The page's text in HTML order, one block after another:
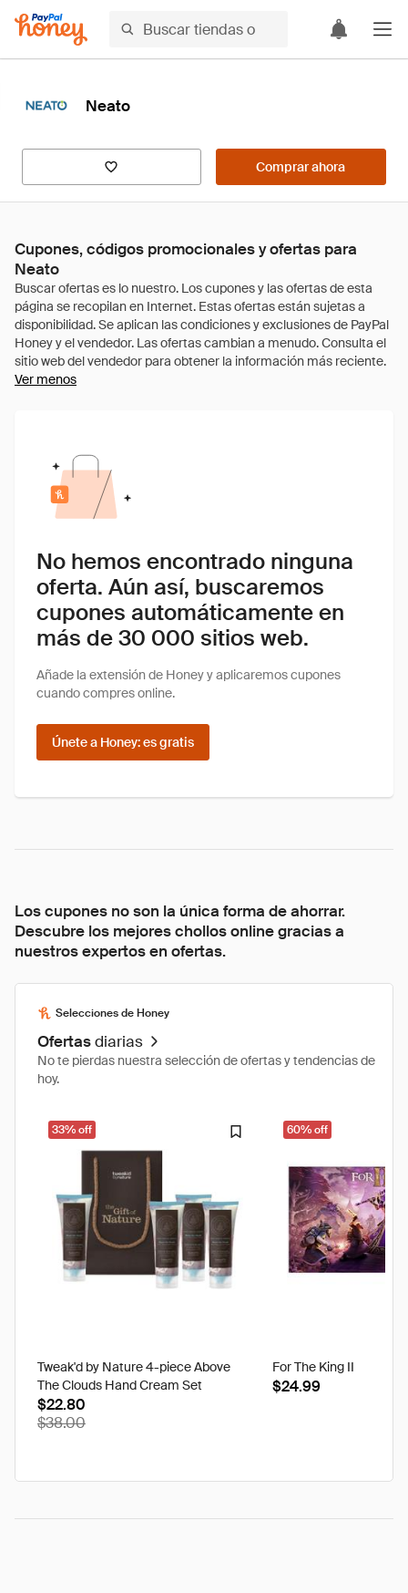
Neato
Comprar ahora
Cupones, códigos promocionales y ofertas para
Neato
Ver menos
No hemos encontrado ninguna
oferta. Aún así, buscaremos
cupones automáticamente en
más de 30 000 sitios web.
Añade la extensión de Honey y aplicaremos cupones
cuando compres online.
Únete a Honey: es gratis
Los cupones no son la única forma de ahorrar.
Descubre los mejores chollos online gracias a
nuestros expertos en ofertas.
Selecciones de Honey
Ofertasdiarias
No te pierdas nuestra selección de ofertas y tendencias de
hoy.
33% off
Tweak'd by Nature 4-piece Above
The Clouds Hand Cream Set
$22.80
$38.00
60% off
For The King II
$24.99